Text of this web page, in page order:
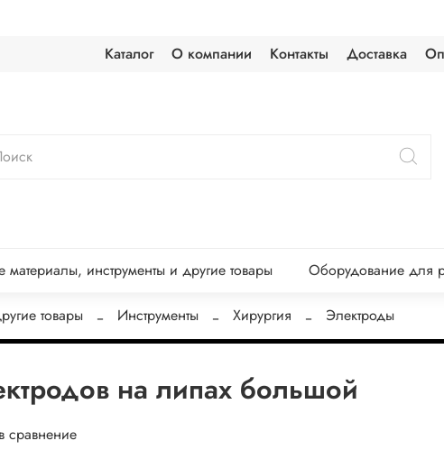
Каталог О компании Контакты Доставка
инструменты и другие товары Оборудование для
товары Инструменты Хирургия Электроды
на липах большой
сравнение